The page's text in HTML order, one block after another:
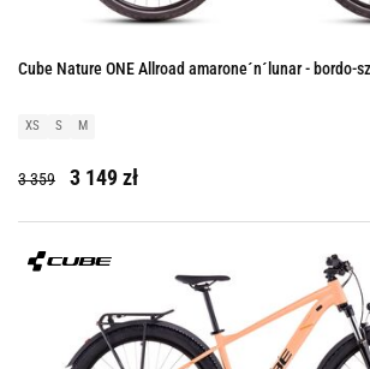
Cube Nature ONE Allroad amarone´n´lunar - bordo-
XS S M
3 359 3 149 zł